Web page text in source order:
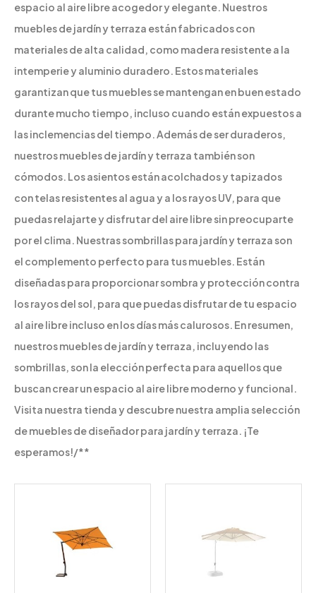
espacio al aire libre acogedor y elegante. Nuestros
muebles de jardín y terraza están fabricados con
materiales de alta calidad, como madera resistente a la
intemperie y aluminio duradero. Estos materiales
garantizan que tus muebles se mantengan en buen estado
durante mucho tiempo, incluso cuando están expuestos a
las inclemencias del tiempo. Además de ser duraderos,
nuestros muebles de jardín y terraza también son
cómodos. Los asientos están acolchados y tapizados
con telas resistentes al agua y a los rayos UV, para que
puedas relajarte y disfrutar del aire libre sin preocuparte
por el clima. Nuestras sombrillas para jardín y terraza son
el complemento perfecto para tus muebles. Están
diseñadas para proporcionar sombra y protección contra
los rayos del sol, para que puedas disfrutar de tu espacio
al aire libre incluso en los días más calurosos. En resumen,
nuestros muebles de jardín y terraza, incluyendo las
sombrillas, son la elección perfecta para aquellos que
buscan crear un espacio al aire libre moderno y funcional.
Visita nuestra tienda y descubre nuestra amplia selección
de muebles de diseñador para jardín y terraza. ¡Te
esperamos!/**